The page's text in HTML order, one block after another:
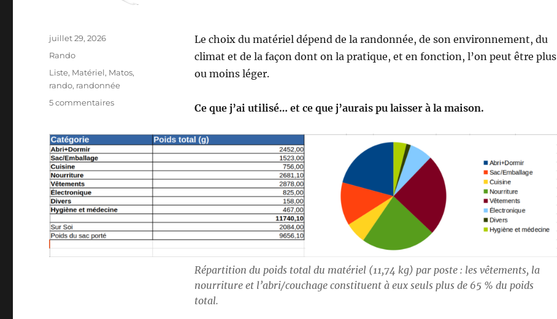
Le choix du matériel dépend de la randonnée, de son environnement, du
climat et de la façon dont on la pratique, et en fonction, l’on peut être plus
ou moins léger.
Ce que j’ai utilisé… et ce que j’aurais pu laisser à la maison.
Répartition du poids total du matériel (11,74 kg) par poste : les vêtements, la
nourriture et l’abri/couchage constituent à eux seuls plus de 65 % du poids
total.
Publié
juillet 29, 2026
Catégories
Rando
Étiquettes
Liste, Matériel, Matos,
rando, randonnée
5 commentairessur
la
:
les
Pas
des
Maîtres
Sonneurs